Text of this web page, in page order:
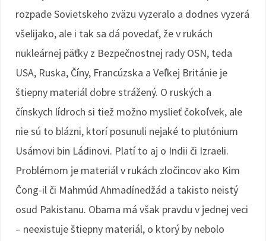
rozpade Sovietskeho zväzu vyzeralo a dodnes vyzerá
všelijako, ale i tak sa dá povedať, že v rukách
nukleárnej päťky z Bezpečnostnej rady OSN, teda
USA, Ruska, Číny, Francúzska a Veľkej Británie je
štiepny materiál dobre strážený. O ruských a
čínskych lídroch si tiež možno myslieť čokoľvek, ale
nie sú to blázni, ktorí posunuli nejaké to plutónium
Usámovi bin Ládinovi. Platí to aj o Indii či Izraeli.
Problémom je materiál v rukách zločincov ako Kim
Čong-il či Mahmúd Ahmadínedžád a takisto neistý
osud Pakistanu. Obama má však pravdu v jednej veci
– neexistuje štiepny materiál, o ktorý by nebolo